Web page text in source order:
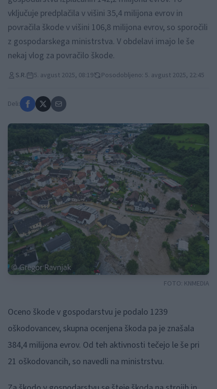
vključuje predplačila v višini 35,4 milijona evrov in
povračila škode v višini 106,8 milijona evrov, so sporočili
z gospodarskega ministrstva. V obdelavi imajo le še
nekaj vlog za povračilo škode.
S.R. 5. avgust 2025, 08:19 Posodobljeno: 5. avgust 2025, 22:45
Deli:
FOTO: KNMEDIA
Oceno škode v gospodarstvu je podalo 1239
oškodovancev, skupna ocenjena škoda pa je znašala
384,4 milijona evrov. Od teh aktivnosti tečejo le še pri
21 oškodovancih, so navedli na ministrstvu.